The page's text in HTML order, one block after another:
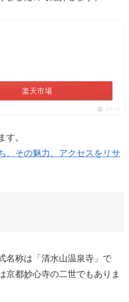
楽天市場
ポチップ
。
、その魅力、アクセスをリサ
名称は「清水山温泉寺」で
京都妙心寺の二世でもありま